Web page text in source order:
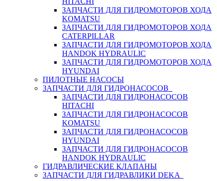
ЗАПЧАСТИ ДЛЯ ГИДРОМОТОРОВ ХОДА
KOMATSU
ЗАПЧАСТИ ДЛЯ ГИДРОМОТОРОВ ХОДА
CATERPILLAR
ЗАПЧАСТИ ДЛЯ ГИДРОМОТОРОВ ХОДА
HANDOK HYDRAULIC
ЗАПЧАСТИ ДЛЯ ГИДРОМОТОРОВ ХОДА
HYUNDAI
ПИЛОТНЫЕ НАСОСЫ
ЗАПЧАСТИ ДЛЯ ГИДРОНАСОСОВ
ЗАПЧАСТИ ДЛЯ ГИДРОНАСОСОВ
HITACHI
ЗАПЧАСТИ ДЛЯ ГИДРОНАСОСОВ
KOMATSU
ЗАПЧАСТИ ДЛЯ ГИДРОНАСОСОВ
HYUNDAI
ЗАПЧАСТИ ДЛЯ ГИДРОНАСОСОВ
HANDOK HYDRAULIC
ГИДРАВЛИЧЕСКИЕ КЛАПАНЫ
ЗАПЧАСТИ ДЛЯ ГИДРАВЛИКИ DEKA